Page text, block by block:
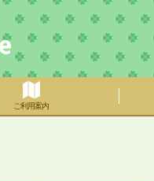
ご利用案内